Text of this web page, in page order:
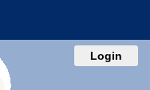
Login